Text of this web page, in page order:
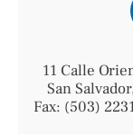
11 Calle
San
Fax: (503)